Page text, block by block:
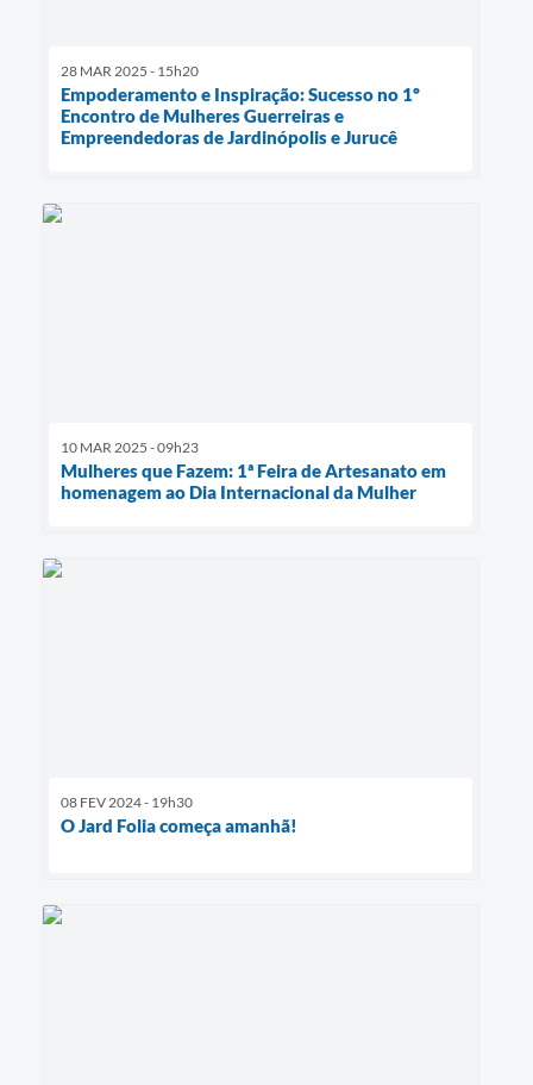
28 MAR 2025 - 15h20
Empoderamento e Inspiração: Sucesso no 1º
Encontro de Mulheres Guerreiras e
Empreendedoras de Jardinópolis e Jurucê
10 MAR 2025 - 09h23
Mulheres que Fazem: 1ª Feira de Artesanato em
homenagem ao Dia Internacional da Mulher
08 FEV 2024 - 19h30
O Jard Folia começa amanhã!